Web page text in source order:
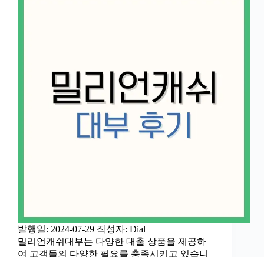
발행일: 2024-07-29 작성자: Dial
밀리언캐쉬대부는 다양한 대출 상품을 제공하
여 고객들의 다양한 필요를 충족시키고 있습니